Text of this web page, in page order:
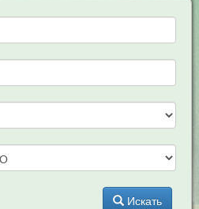
Искать